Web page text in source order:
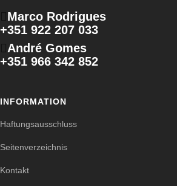
Marco Rodrigues
+351 922 207 033
André Gomes
+351 966 342 852
INFORMATION
Haftungsausschluss
Seitenverzeichnis
Kontakt